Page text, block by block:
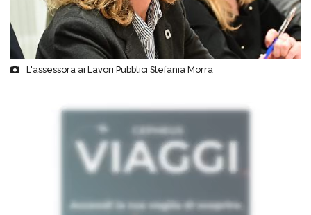
L'assessora ai Lavori Pubblici Stefania Morra